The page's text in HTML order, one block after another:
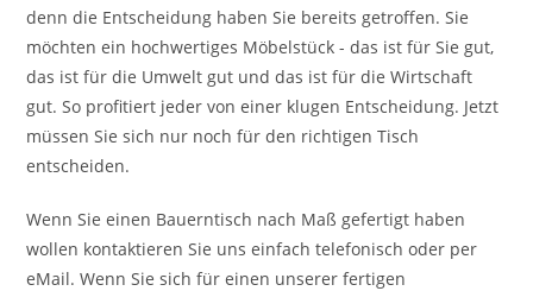
denn die Entscheidung haben Sie bereits getroffen. Sie
möchten ein hochwertiges Möbelstück - das ist für Sie gut,
das ist für die Umwelt gut und das ist für die Wirtschaft
gut. So profitiert jeder von einer klugen Entscheidung. Jetzt
müssen Sie sich nur noch für den richtigen Tisch
entscheiden.
Wenn Sie einen Bauerntisch nach Maß gefertigt haben
wollen kontaktieren Sie uns einfach telefonisch oder per
eMail. Wenn Sie sich für einen unserer fertigen